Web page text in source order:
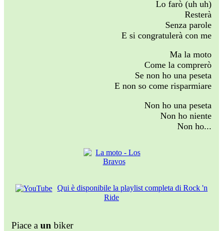
Lo farò (uh uh)
Resterà
Senza parole
E si congratulerà con me
Ma la moto
Come la comprerò
Se non ho una peseta
E non so come risparmiare
Non ho una peseta
Non ho niente
Non ho...
Qui è disponibile la playlist completa di Rock 'n
Ride
Piace a un biker